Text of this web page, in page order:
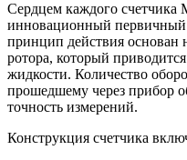
Сердцем каждого счетчика
инновационный первичный
принцип действия основан
ротора, который
жидкости. Количество
прошедшему через прибор
точность измерений.
Конструкция счетчика